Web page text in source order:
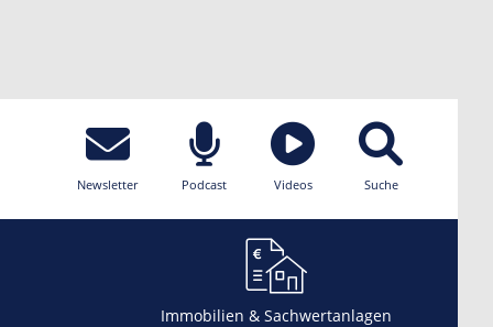
Newsletter Podcast Videos Suche
Immobilien & Sachwertanlagen